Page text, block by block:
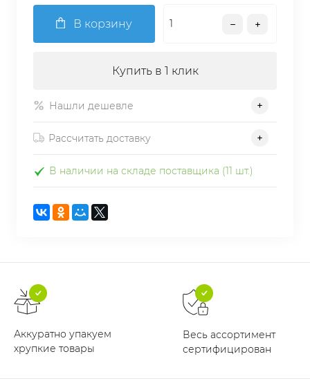
В корзину
Купить в 1 клик
Нашли дешевле
Рассчитать доставку
В наличии на складе поставщика (11 шт.)
Аккуратно упакуем
хрупкие товары
Весь ассортимент
сертифицирован